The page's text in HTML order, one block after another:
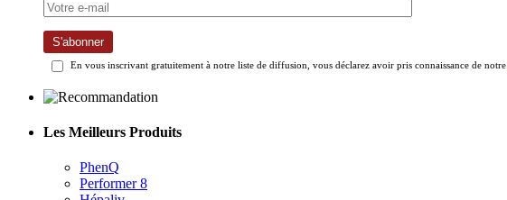
S'abonner
En vous inscrivant gratuitement à notre liste de diffusion, vous déclarez avoir pris connaissance de notre
Les Meilleurs Produits
PhenQ
Performer 8